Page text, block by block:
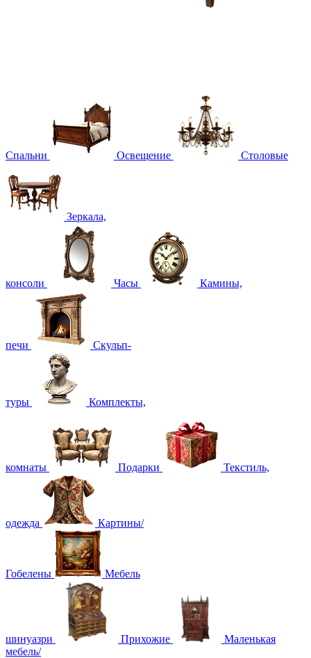
Спальни Освещение Столовые
Зеркала,
консоли Часы Камины,
печи Скульп-
туры Комплекты,
комнаты Подарки Текстиль,
одежда Картины/
Гобелены Мебель
шинуазри Прихожие
Маленькая
мебель/